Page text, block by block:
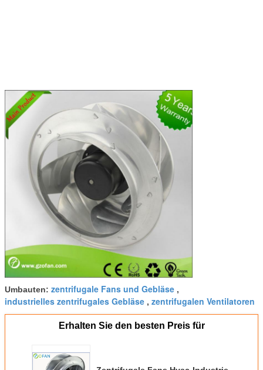
Umbauten: zentrifugale Fans und Gebläse ,
industrielles zentrifugales Gebläse , zentrifugalen Ventilatoren
Erhalten Sie den besten Preis für